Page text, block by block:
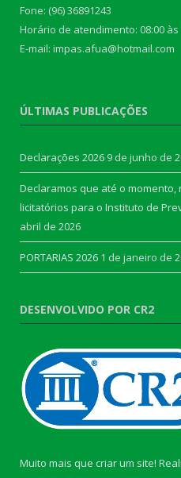
Fone: (96) 36891243
Horário de atendimento: 08:00 às
E-mail: impas.afua@hotmail.com
ÚLTIMAS PUBLICAÇÕES
Declarações 2026 9 de junho de
Declaramos que até o
licitatórios para o Instituto de
abril de 2026
PORTARIAS 2026 1 de janeiro de
DESENVOLVIDO POR CR2
Muito mais que criar um site!